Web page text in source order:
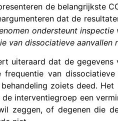
de belangrijkste
dat de
ondersteunt
van dissociatieve aanvallen
uiteraard dat de gegevens
van dissociatieve
zoiets deed.
interventiegroep een
zeggen, of degenen die